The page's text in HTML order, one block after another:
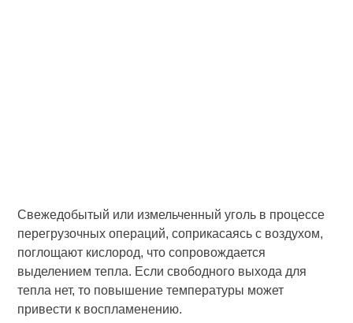
Свежедобытый или измельченный уголь в процессе
перегрузочных операций, соприкасаясь с воздухом,
поглощают кислород, что сопровождается
выделением тепла. Если свободного выхода для
тепла нет, то повышение температуры может
привести к воспламенению.